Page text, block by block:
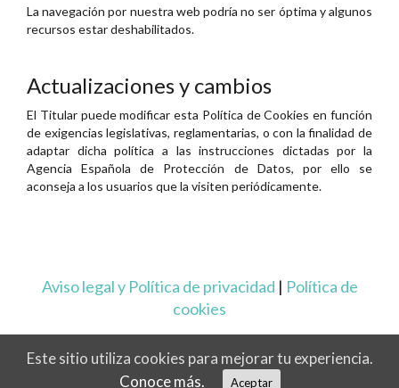
La navegación por nuestra web podría no ser óptima y algunos
recursos estar deshabilitados.
Actualizaciones y cambios
El Titular puede modificar esta Política de Cookies en función
de exigencias legislativas, reglamentarias, o con la finalidad de
adaptar dicha política a las instrucciones dictadas por la
Agencia Española de Protección de Datos, por ello se
aconseja a los usuarios que la visiten periódicamente.
Aviso legal y Política de privacidad | Política de
cookies
Este sitio utiliza cookies para mejorar tu experiencia.
Conoce más.
Aceptar